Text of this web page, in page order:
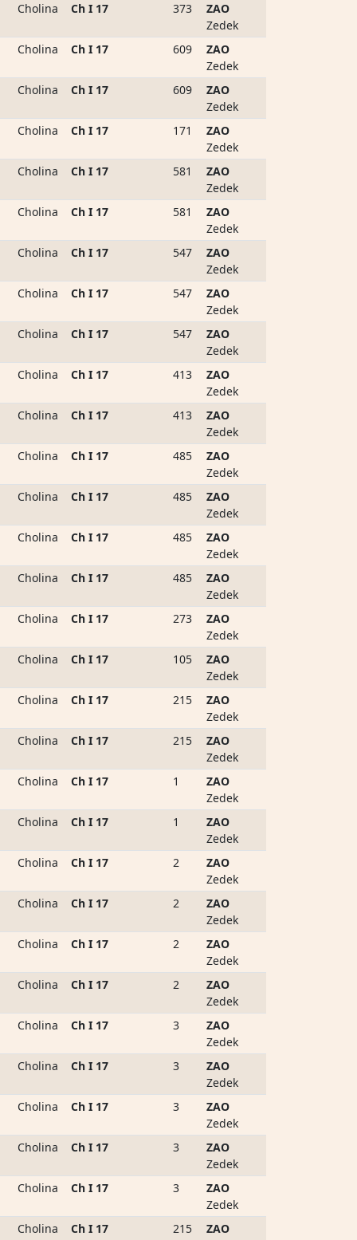
Cholina
Ch I 17 373
ZAO
Zedek
Cholina
Ch I 17 609
ZAO
Zedek
Cholina
Ch I 17 609
ZAO
Zedek
Cholina
Ch I 17 171
ZAO
Zedek
Cholina
Ch I 17 581
ZAO
Zedek
Cholina
Ch I 17 581
ZAO
Zedek
Cholina
Ch I 17 547
ZAO
Zedek
Cholina
Ch I 17 547
ZAO
Zedek
Cholina
Ch I 17 547
ZAO
Zedek
Cholina
Ch I 17 413
ZAO
Zedek
Cholina
Ch I 17 413
ZAO
Zedek
Cholina
Ch I 17 485
ZAO
Zedek
Cholina
Ch I 17 485
ZAO
Zedek
Cholina
Ch I 17 485
ZAO
Zedek
Cholina
Ch I 17 485
ZAO
Zedek
Cholina
Ch I 17 273
ZAO
Zedek
Cholina
Ch I 17 105
ZAO
Zedek
Cholina
Ch I 17 215
ZAO
Zedek
Cholina
Ch I 17 215
ZAO
Zedek
Cholina
Ch I 17 1
ZAO
Zedek
Cholina
Ch I 17 1
ZAO
Zedek
Cholina
Ch I 17 2
ZAO
Zedek
Cholina
Ch I 17 2
ZAO
Zedek
Cholina
Ch I 17 2
ZAO
Zedek
Cholina
Ch I 17 2
ZAO
Zedek
Cholina
Ch I 17 3
ZAO
Zedek
Cholina
Ch I 17 3
ZAO
Zedek
Cholina
Ch I 17 3
ZAO
Zedek
Cholina
Ch I 17 3
ZAO
Zedek
Cholina
Ch I 17 3
ZAO
Zedek
Cholina
Ch I 17 215
ZAO